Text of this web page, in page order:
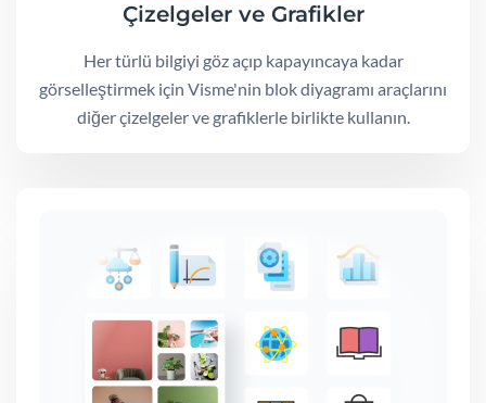
Çizelgeler ve Grafikler
Her türlü bilgiyi göz açıp kapayıncaya kadar
görselleştirmek için Visme'nin blok diyagramı araçlarını
diğer çizelgeler ve grafiklerle birlikte kullanın.